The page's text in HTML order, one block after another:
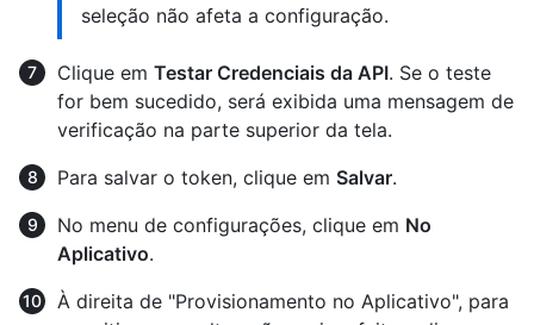
seleção não afeta a configuração.
Clique em Testar Credenciais da API. Se o teste
for bem sucedido, será exibida uma mensagem de
verificação na parte superior da tela.
Para salvar o token, clique em Salvar.
No menu de configurações, clique em No
Aplicativo.
À direita de "Provisionamento no Aplicativo", para